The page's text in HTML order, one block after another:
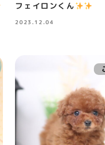
フェイロンくん
投稿日
2023.12.04